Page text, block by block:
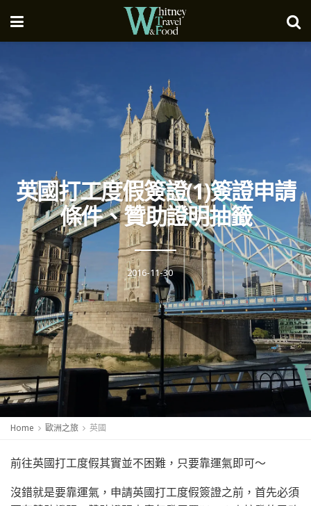
英國打工度假簽證(1)簽證申請
條件、贊助證明抽籤
2016-11-30
Home 歐洲之旅 英國
前往英國打工度假其實並不困難，只要靠運氣即可～
沒錯就是要靠運氣，申請英國打工度假簽證之前，首先必須